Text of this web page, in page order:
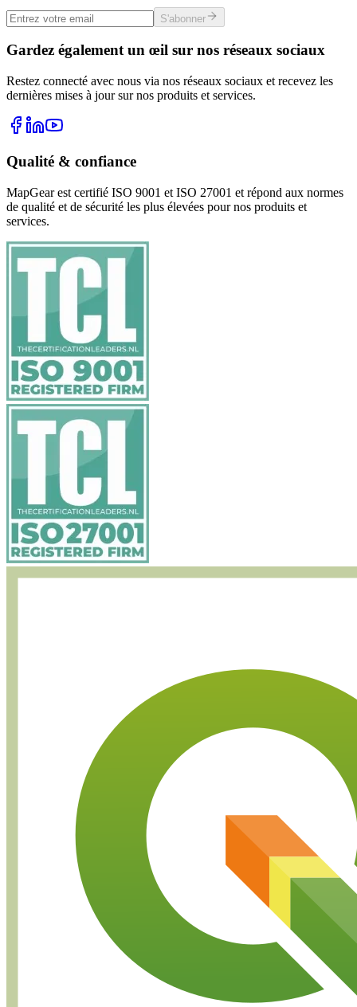
S'abonner
Gardez également un œil sur nos réseaux sociaux
Restez connecté avec nous via nos réseaux sociaux et recevez les
dernières mises à jour sur nos produits et services.
Qualité & confiance
MapGear est certifié ISO 9001 et ISO 27001 et répond aux normes
de qualité et de sécurité les plus élevées pour nos produits et
services.